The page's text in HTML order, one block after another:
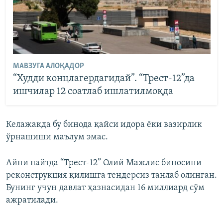
МАВЗУГА АЛОҚАДОР
“Худди концлагердагидай”. “Трест-12”да
ишчилар 12 соатлаб ишлатилмоқда
Келажакда бу бинода қайси идора ёки вазирлик
ўрнашиши маълум эмас.
Айни пайтда “Трест-12” Олий Мажлис биносини
реконструкция қилишга тендерсиз танлаб олинган.
Бунинг учун давлат ҳазнасидан 16 миллиард сўм
ажратилади.